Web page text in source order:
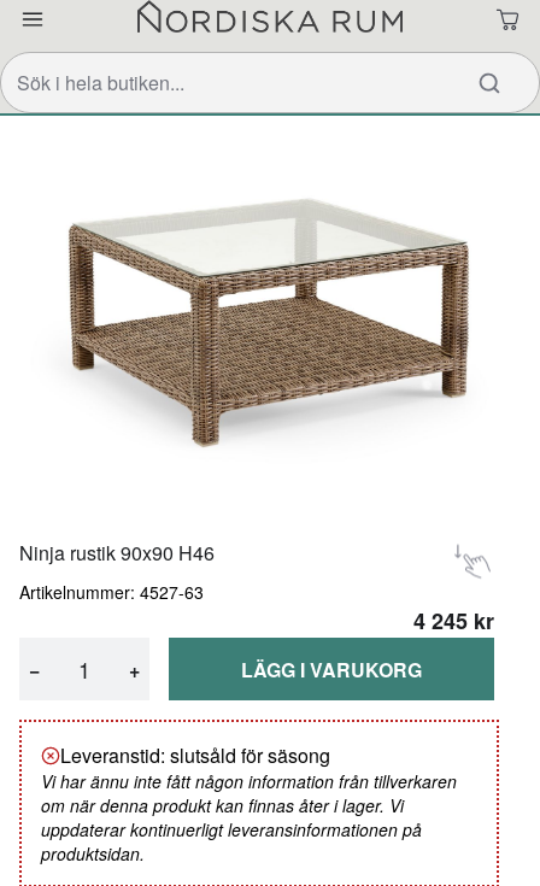
Ninja rustik 90x90 H46
Artikelnummer: 4527-63
4 245 kr
− + LÄGG I VARUKORG
Leveranstid: slutsåld för säsong
Vi har ännu inte fått någon information från tillverkaren
om när denna produkt kan finnas åter i lager. Vi
uppdaterar kontinuerligt leveransinformationen på
produktsidan.